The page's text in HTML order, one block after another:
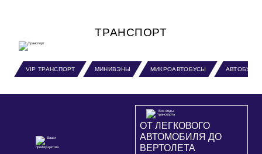
ТРАНСПОРТ
VIP ТРАНСПОРТ МИНИВЭНЫ МИКРОАВТОБУСЫ АВТОБУСЫ
ОТ ЛЕГКОВОГО
АВТОМОБИЛЯ ДО
ВЕРТОЛЕТА